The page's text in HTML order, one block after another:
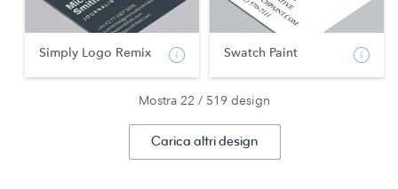
Simply Logo Remix Swatch Paint
Mostra 22 / 519 design
Carica altri design